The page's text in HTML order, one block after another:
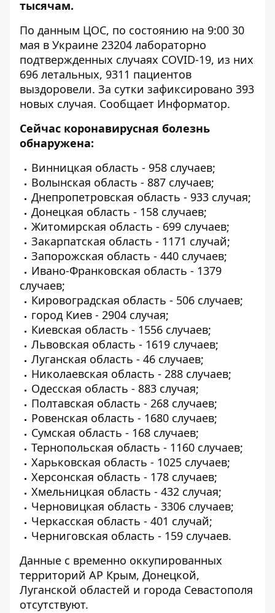
тысячам.
По данным ЦОС, по состоянию на 9:00 30
мая в Украине 23204 лабораторно
подтвержденных случаях COVID-19, из них
696 летальных, 9311 пациентов
выздоровели. За сутки зафиксировано 393
новых случая. Сообщает Информатор.
Сейчас коронавирусная болезнь
обнаружена:
Винницкая область - 958 случаев;
Волынская область - 887 случаев;
Днепропетровская область - 933 случая;
Донецкая область - 158 случаев;
Житомирская область - 699 случаев;
Закарпатская область - 1171 случай;
Запорожская область - 440 случаев;
Ивано-Франковская область - 1379
случаев;
Кировоградская область - 506 случаев;
город Киев - 2904 случая;
Киевская область - 1556 случаев;
Львовская область - 1619 случаев;
Луганская область - 46 случаев;
Николаевская область - 288 случаев;
Одесская область - 883 случая;
Полтавская область - 268 случаев;
Ровенская область - 1680 случаев;
Сумская область - 168 случаев;
Тернопольская область - 1160 случаев;
Харьковская область - 1025 случаев;
Херсонская область - 178 случаев;
Хмельницкая область - 432 случая;
Черновицкая область - 3306 случаев;
Черкасская область - 401 случай;
Черниговская область - 159 случаев.
Данные с временно оккупированных
территорий АР Крым, Донецкой,
Луганской областей и города Севастополя
отсутствуют.